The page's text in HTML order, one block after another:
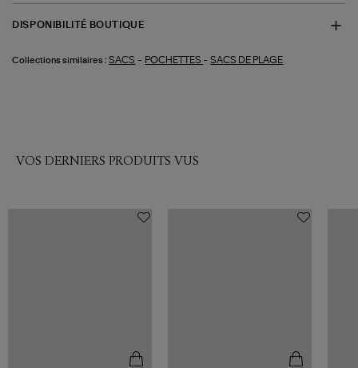
DISPONIBILITÉ BOUTIQUE
Collections similaires : SACS - POCHETTES -SACS DE PLAGE
VOS DERNIERS PRODUITS VUS